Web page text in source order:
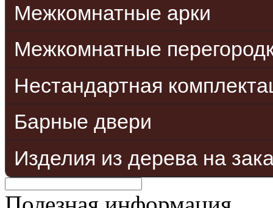
Межкомнатные арки
Межкомнатные
Нестандартная
Барные двери
Изделия из дерева на